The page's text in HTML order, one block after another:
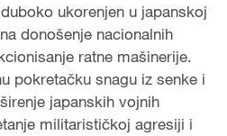
ukorenjen u japanskoj
donošenje nacionalnih
ratne mašinerije.
pokretačku snagu iz senke i
japanskih vojnih
militarističkoj agresiji i